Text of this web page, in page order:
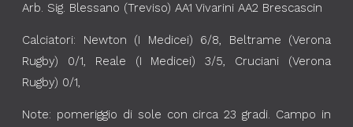
Arb. Sig. Blessano (Treviso) AA1 Vivarini AA2 Brescascin
Calciatori: Newton (I Medicei) 6/8, Beltrame (Verona
Rugby) 0/1, Reale (I Medicei) 3/5, Cruciani (Verona
Rugby) 0/1,
Note: pomeriggio di sole con circa 23 gradi. Campo in